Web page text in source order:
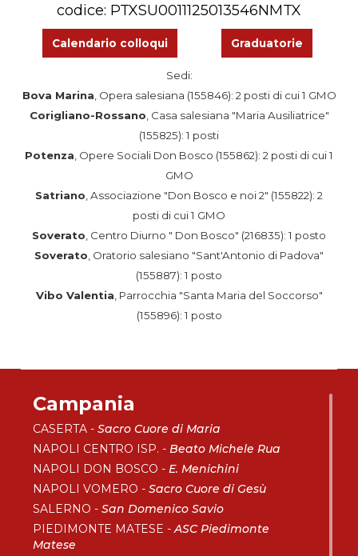
codice: PTXSU0011125013546NMTX
Calendario colloqui Graduatorie
Sedi:
Bova Marina , Opera salesiana (155846): 2 posti di cui 1 GMO
Corigliano-Rossano , Casa salesiana "Maria Ausiliatrice"
(155825): 1 posti
Potenza , Opere Sociali Don Bosco (155862): 2 posti di cui 1
GMO
Satriano , Associazione "Don Bosco e noi 2" (155822): 2
posti di cui 1 GMO
Soverato , Centro Diurno " Don Bosco" (216835): 1 posto
Soverato , Oratorio salesiano "Sant'Antonio di Padova"
(155887): 1 posto
Vibo Valentia , Parrocchia "Santa Maria del Soccorso"
(155896): 1 posto
Campania
CASERTA -Sacro Cuore di Maria
NAPOLI CENTRO ISP. -Beato Michele Rua
NAPOLI DON BOSCO -E. Menichini
NAPOLI VOMERO -Sacro Cuore di Gesù
SALERNO -San Domenico Savio
PIEDIMONTE MATESE -ASC Piedimonte
Matese